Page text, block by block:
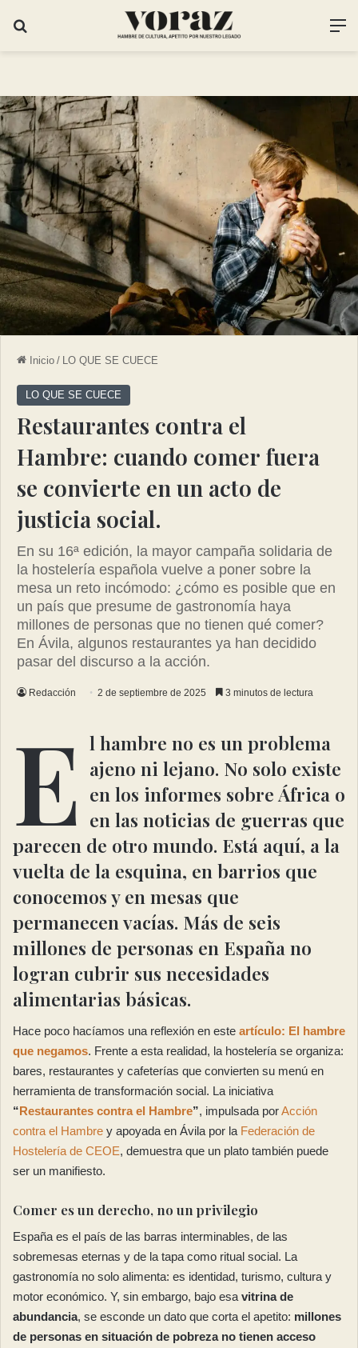
Inicio / LO QUE SE CUECE
LO QUE SE CUECE
Restaurantes contra el
Hambre: cuando comer fuera
se convierte en un acto de
justicia social.
En su 16ª edición, la mayor campaña solidaria de
la hostelería española vuelve a poner sobre la
mesa un reto incómodo: ¿cómo es posible que en
un país que presume de gastronomía haya
millones de personas que no tienen qué comer?
En Ávila, algunos restaurantes ya han decidido
pasar del discurso a la acción.
Redacción 2 de septiembre de 2025 3 minutos de lectura
E l hambre no es un problema
ajeno ni lejano. No solo existe
en los informes sobre África o
en las noticias de guerras que
parecen de otro mundo. Está aquí, a la
vuelta de la esquina, en barrios que
conocemos y en mesas que
permanecen vacías. Más de seis
millones de personas en España no
logran cubrir sus necesidades
alimentarias básicas.
Hace poco hacíamos una reflexión en este artículo: El hambre
que negamos. Frente a esta realidad, la hostelería se organiza:
bares, restaurantes y cafeterías que convierten su menú en
herramienta de transformación social. La iniciativa
“Restaurantes contra el Hambre”, impulsada porAcción
contra el Hambre y apoyada en Ávila por la Federación de
Hostelería de CEOE, demuestra que un plato también puede
ser un manifiesto.
Comer es un derecho, no un privilegio
España es el país de las barras interminables, de las
sobremesas eternas y de la tapa como ritual social. La
gastronomía no solo alimenta: es identidad, turismo, cultura y
motor económico. Y, sin embargo, bajo esa vitrina de
abundancia, se esconde un dato que corta el apetito: millones
de personas en situación de pobreza no tienen acceso